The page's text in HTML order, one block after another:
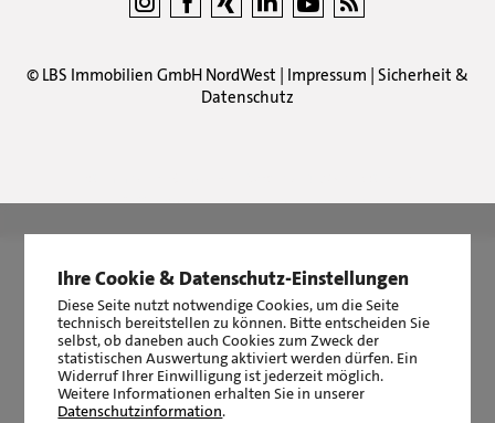
© LBS Immobilien GmbH NordWest | Impressum | Sicherheit &
Datenschutz
|2511Bewertungen auf ProvenExpert.com
Ihre Cookie & Datenschutz-Einstellungen
Diese Seite nutzt notwendige Cookies, um die Seite
technisch bereitstellen zu können. Bitte entscheiden Sie
selbst, ob daneben auch Cookies zum Zweck der
statistischen Auswertung aktiviert werden dürfen. Ein
Widerruf Ihrer Einwilligung ist jederzeit möglich.
Weitere Informationen erhalten Sie in unserer
Datenschutzinformation.